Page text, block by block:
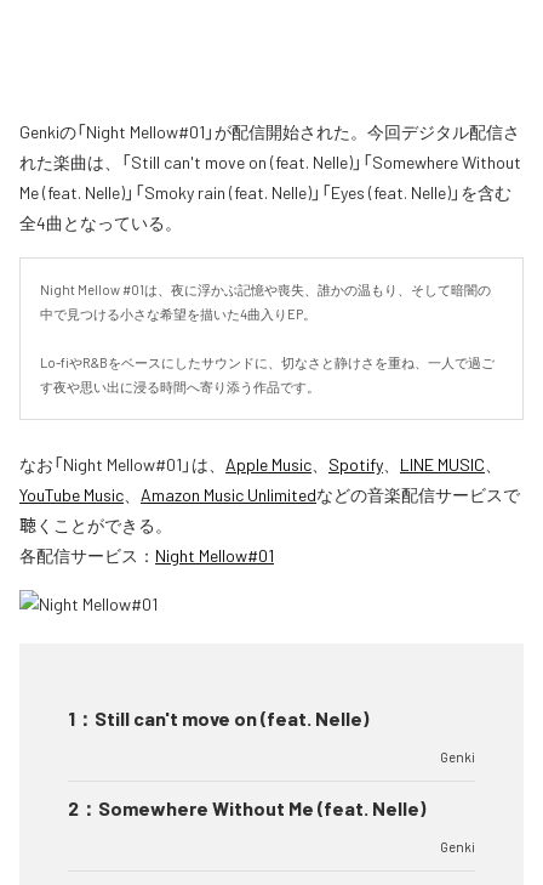
Genkiの「Night Mellow#01」が配信開始された。今回デジタル配信さ
れた楽曲は、「Still can't move on (feat. Nelle)」「Somewhere Without
Me (feat. Nelle)」「Smoky rain (feat. Nelle)」「Eyes (feat. Nelle)」を含む
全4曲となっている。
Night Mellow #01は、夜に浮かぶ記憶や喪失、誰かの温もり、そして暗闇の
中で見つける小さな希望を描いた4曲入りEP。
Lo-fiやR&Bをベースにしたサウンドに、切なさと静けさを重ね、一人で過ご
す夜や思い出に浸る時間へ寄り添う作品です。
なお「Night Mellow#01 」は、 Apple Music Spotify LINE MUSIC
YouTube Music
Amazon Music Unlimitedなどの音楽配信サービスで
聴くことができる。
各配信サービス： Night Mellow#01
1 ： Still can't move on (feat. Nelle)
Genki
2 ： Somewhere Without Me (feat. Nelle)
Genki